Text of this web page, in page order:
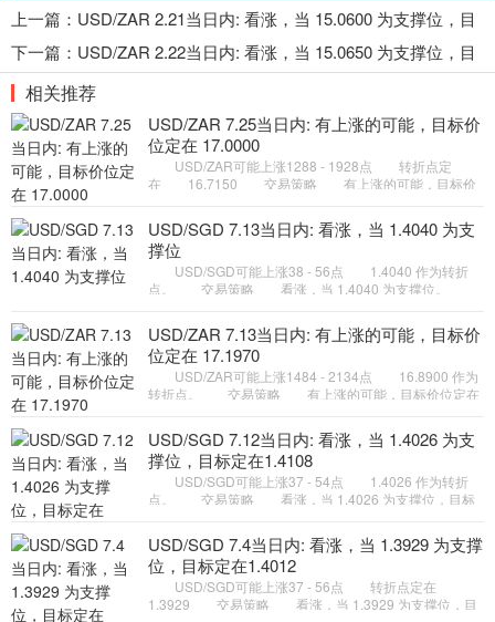
上一篇： USD/ZAR 2.21当日内: 看涨，当 15.0600 为支撑位，目
标定在15.2890
下一篇： USD/ZAR 2.22当日内: 看涨，当 15.0650 为支撑位，目
标定在15.3100
相关推荐
USD/ZAR 7.25当日内: 有上涨的可能，目标价
位定在 17.0000
USD/ZAR可能上涨1288 - 1928点 转折点定
在 16.7150 交易策略 有上涨的可能，目标价
，将带来继续下跌的趋
USD/SGD 7.13当日内: 看涨，当 1.4040 为支
撑位
USD/SGD可能上涨38 - 56点 1.4040 作为转折
点。 交易策略 看涨，当 1.4040 为支撑位。
USD/ZAR 7.13当日内: 有上涨的可能，目标价
位定在 17.1970
USD/ZAR可能上涨1484 - 2134点 16.8900 作为
转折点。 交易策略 有上涨的可能，目标价位定在
USD/ZAR 目标方向定在 1
USD/SGD 7.12当日内: 看涨，当 1.4026 为支
撑位，目标定在1.4108
USD/SGD可能上涨37 - 54点 1.4026 作为转折
点。 交易策略 看涨，当 1.4026 为支撑位，目标
来继续下跌的趋势，目
USD/SGD 7.4当日内: 看涨，当 1.3929 为支撑
位，目标定在1.4012
USD/SGD可能上涨37 - 56点 转折点定在
1.3929 交易策略 看涨，当 1.3929 为支撑位，目